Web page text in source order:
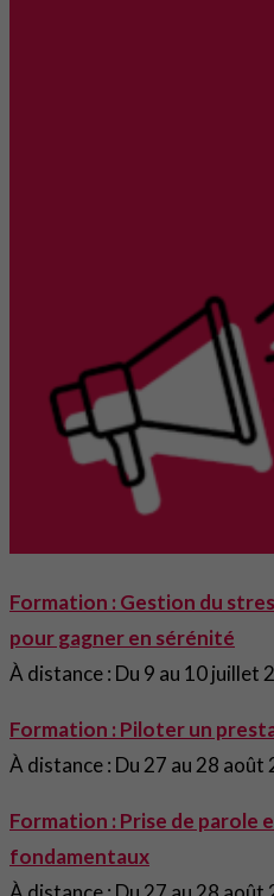
Formation : Gestion du
pour gagner en sérénité
À distance : Du 9 au 10 juillet
Formation : Piloter un
À distance : Du 27 au 28 août
Formation : Prise de parole
fondamentaux